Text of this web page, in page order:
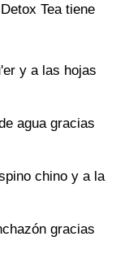
Tea tiene
y a las hojas
agua gracias
chino y a la
gracias